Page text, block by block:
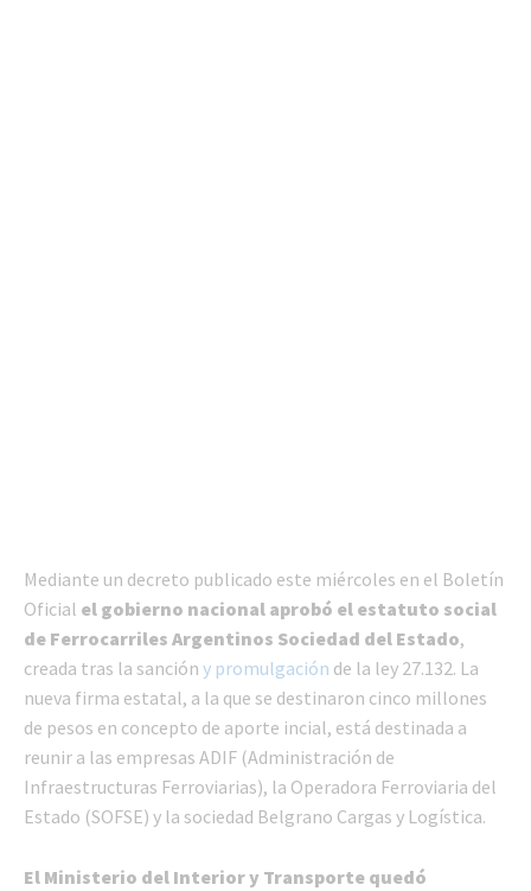
Mediante un decreto publicado este miércoles en el Boletín
Oficial el gobierno nacional aprobó el estatuto social
de Ferrocarriles Argentinos Sociedad del Estado,
creada tras la sanción y promulgación de la ley 27.132. La
nueva firma estatal, a la que se destinaron cinco millones
de pesos en concepto de aporte incial, está destinada a
reunir a las empresas ADIF (Administración de
Infraestructuras Ferroviarias), la Operadora Ferroviaria del
Estado (SOFSE) y la sociedad Belgrano Cargas y Logística.
El Ministerio del Interior y Transporte quedó